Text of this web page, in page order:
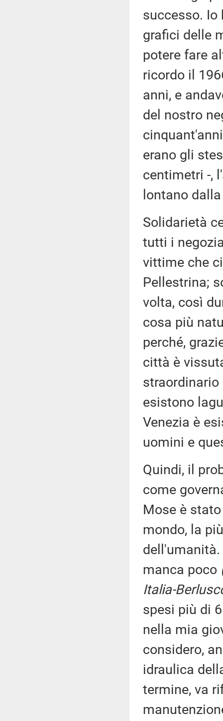
successo.
grafici delle
potere fare
ricordo il
anni, e
del nostro
erano gli
centimetri -,
lontano
Solidarietà
tutti i
vittime che
Pellestrina;
volta, così
cosa più
perché,
città è
esistono
Venezia è
uomini e
Quindi, il
come
Mose è
mondo, la
dell'umanità.
manca poco
Italia-
spesi più di
nella mia
considero,
idraulica
termine, va